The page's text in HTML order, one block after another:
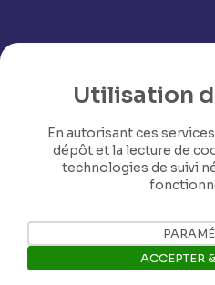
Les collections du musée
Contact
Utilisation
En autorisant ces
dépôt et la lecture de
technologies de suivi
ACCEPTER